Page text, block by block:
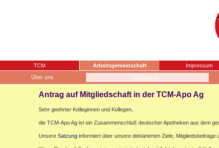
TCM Arbeitsgemeinschaft
Impressum
Über uns
Antrag auf Mitgliedschaft in der TCM-Apo Ag
Sehr geehrter Kolleginnen und Kollegen,
die TCM-Apo Ag ist ein Zusammenschluß deutscher Apotheken aus dem
Unsere Satzung informiert über unsere deklarierten Ziele, Mitgliedsbeiträge